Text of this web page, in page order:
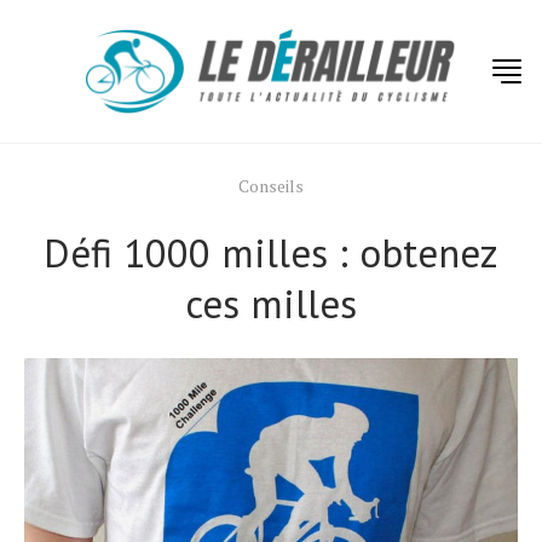
Conseils
Défi 1000 milles : obtenez
ces milles